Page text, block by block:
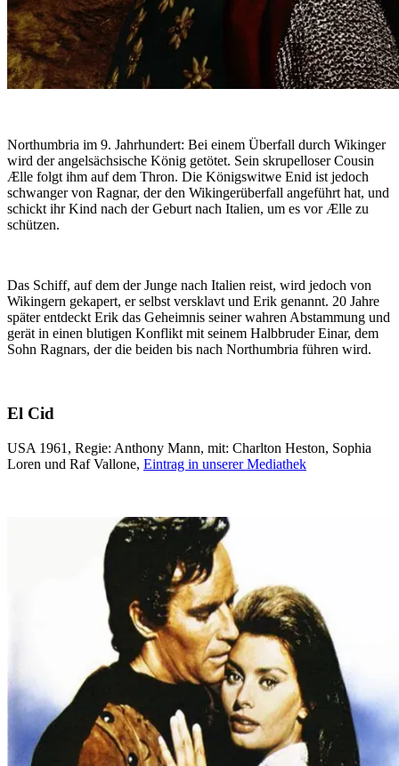
Northumbria im 9. Jahrhundert: Bei einem Überfall durch Wikinger
wird der angelsächsische König getötet. Sein skrupelloser Cousin
Ælle folgt ihm auf dem Thron. Die Königswitwe Enid ist jedoch
schwanger von Ragnar, der den Wikingerüberfall angeführt hat, und
schickt ihr Kind nach der Geburt nach Italien, um es vor Ælle zu
schützen.
Das Schiff, auf dem der Junge nach Italien reist, wird jedoch von
Wikingern gekapert, er selbst versklavt und Erik genannt. 20 Jahre
später entdeckt Erik das Geheimnis seiner wahren Abstammung und
gerät in einen blutigen Konflikt mit seinem Halbbruder Einar, dem
Sohn Ragnars, der die beiden bis nach Northumbria führen wird.
El Cid
USA 1961, Regie: Anthony Mann, mit: Charlton Heston, Sophia
Loren und Raf Vallone, Eintrag in unserer Mediathek